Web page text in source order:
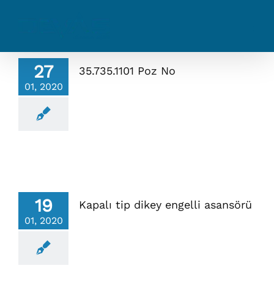
27
01, 2020
35.735.1101 Poz No
19
01, 2020
Kapalı tip dikey engelli asansörü